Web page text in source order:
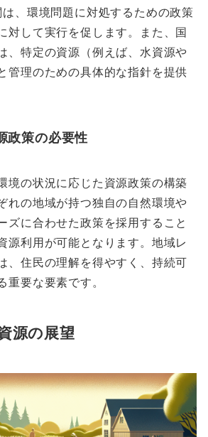
は、環境問題に対処するための政策
対して実行を促します。また、国
、特定の資源（例えば、水資源や
管理のための具体的な指針を提供
政策の必要性
境の状況に応じた資源政策の構築
れの地域が持つ独自の自然環境や
ズに合わせた政策を採用すること
源利用が可能となります。地域レ
、住民の理解を得やすく、持続可
重要な要素です。
源の展望